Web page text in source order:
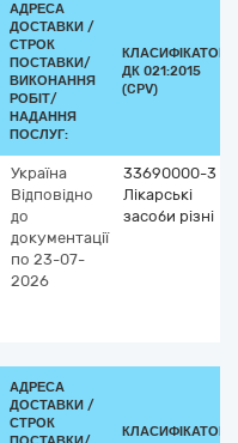
АДРЕСА
ДОСТАВКИ /
СТРОК
ПОСТАВКИ/
ВИКОНАННЯ
РОБІТ/
НАДАННЯ
ПОСЛУГ:
КЛАСИФІКАТОР
ДК 021:2015
(CPV)
Україна
Відповідно
до
документації
по 23-07-
2026
33690000-3
Лікарські
засоби різні
АДРЕСА
ДОСТАВКИ /
СТРОК
КЛАСИФІКАТОР